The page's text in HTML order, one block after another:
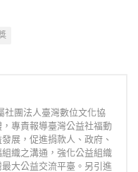
社團法人臺灣數位文化協
專責報導臺灣公益社福動
展，促進捐款人、政府、
織之溝通，強化公益組織
大公益交流平臺。另引進